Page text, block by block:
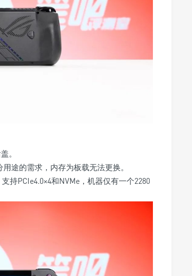
。
途的需求，内存为板载无法更换。
持PCIe4.0×4和NVMe，机器仅有一个2280